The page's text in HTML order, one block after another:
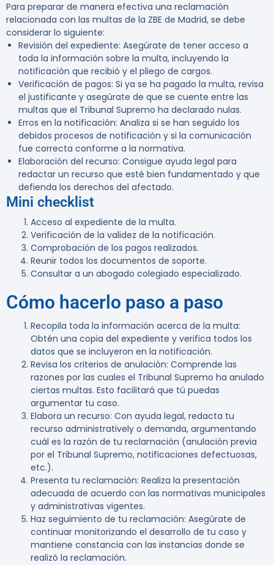
Para preparar de manera efectiva una reclamación
relacionada con las multas de la ZBE de Madrid, se debe
considerar lo siguiente:
Revisión del expediente: Asegúrate de tener acceso a
toda la información sobre la multa, incluyendo la
notificación que recibió y el pliego de cargos.
Verificación de pagos: Si ya se ha pagado la multa, revisa
el justificante y asegúrate de que se cuente entre las
multas que el Tribunal Supremo ha declarado nulas.
Erros en la notificación: Analiza si se han seguido los
debidos procesos de notificación y si la comunicación
fue correcta conforme a la normativa.
Elaboración del recurso: Consigue ayuda legal para
redactar un recurso que esté bien fundamentado y que
defienda los derechos del afectado.
Mini checklist
Acceso al expediente de la multa.
Verificación de la validez de la notificación.
Comprobación de los pagos realizados.
Reunir todos los documentos de soporte.
Consultar a un abogado colegiado especializado.
Cómo hacerlo paso a paso
Recopila toda la información acerca de la multa:
Obtén una copia del expediente y verifica todos los
datos que se incluyeron en la notificación.
Revisa los criterios de anulación: Comprende las
razones por las cuales el Tribunal Supremo ha anulado
ciertas multas. Esto facilitará que tú puedas
argumentar tu caso.
Elabora un recurso: Con ayuda legal, redacta tu
recurso administratively o demanda, argumentando
cuál es la razón de tu reclamación (anulación previa
por el Tribunal Supremo, notificaciones defectuosas,
etc.).
Presenta tu reclamación: Realiza la presentación
adecuada de acuerdo con las normativas municipales
y administrativas vigentes.
Haz seguimiento de tu reclamación: Asegúrate de
continuar monitorizando el desarrollo de tu caso y
mantiene constancia con las instancias donde se
realizó la reclamación.